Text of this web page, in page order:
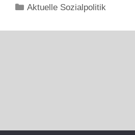
Kategorien
Aktuelle Sozialpolitik